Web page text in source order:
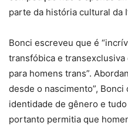
parte da história cultural da
Bonci escreveu que é
transfóbica e
para homens trans”.
desde o nascimento”,
identidade de gênero e
portanto permitia que